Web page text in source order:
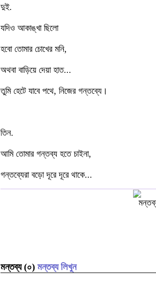
দুই.
যদিও আকাঙ্খা ছিলো
হবো তোমার চোখের মনি,
অথবা বাড়িয়ে দেয়া হাত...
তুমি হেটে যাবে পথে, নিজের গন্তব্যে।
তিন.
আমি তোমার গন্তব্য হতে চাইনা,
গন্তব্যেরা বড়ো দূরে দূরে থাকে...
মন্তব্য (০) মন্তব্য লিখুন